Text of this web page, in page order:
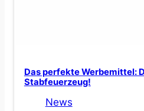
i
Das perfekte Werbemittel:
Stabfeuerzeug!
News